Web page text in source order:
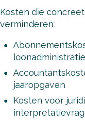
Kosten die
verminderen:
jaaropgaven
Kosten voor